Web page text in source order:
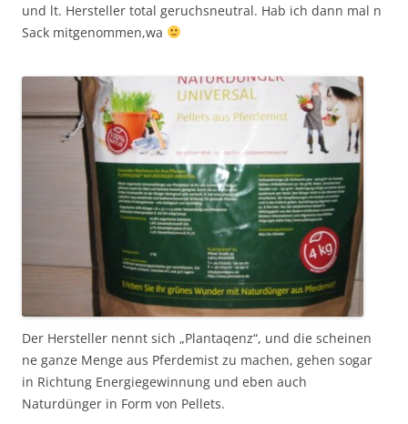
und lt. Hersteller total geruchsneutral. Hab ich dann mal n
Sack mitgenommen,wa
Der Hersteller nennt sich „Plantaqenz“, und die scheinen
ne ganze Menge aus Pferdemist zu machen, gehen sogar
in Richtung Energiegewinnung und eben auch
Naturdünger in Form von Pellets.